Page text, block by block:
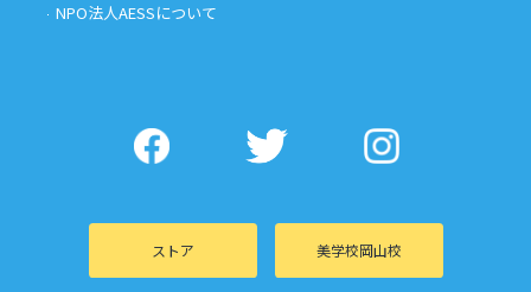
NPO法人AESSについて
ストア 美学校岡山校